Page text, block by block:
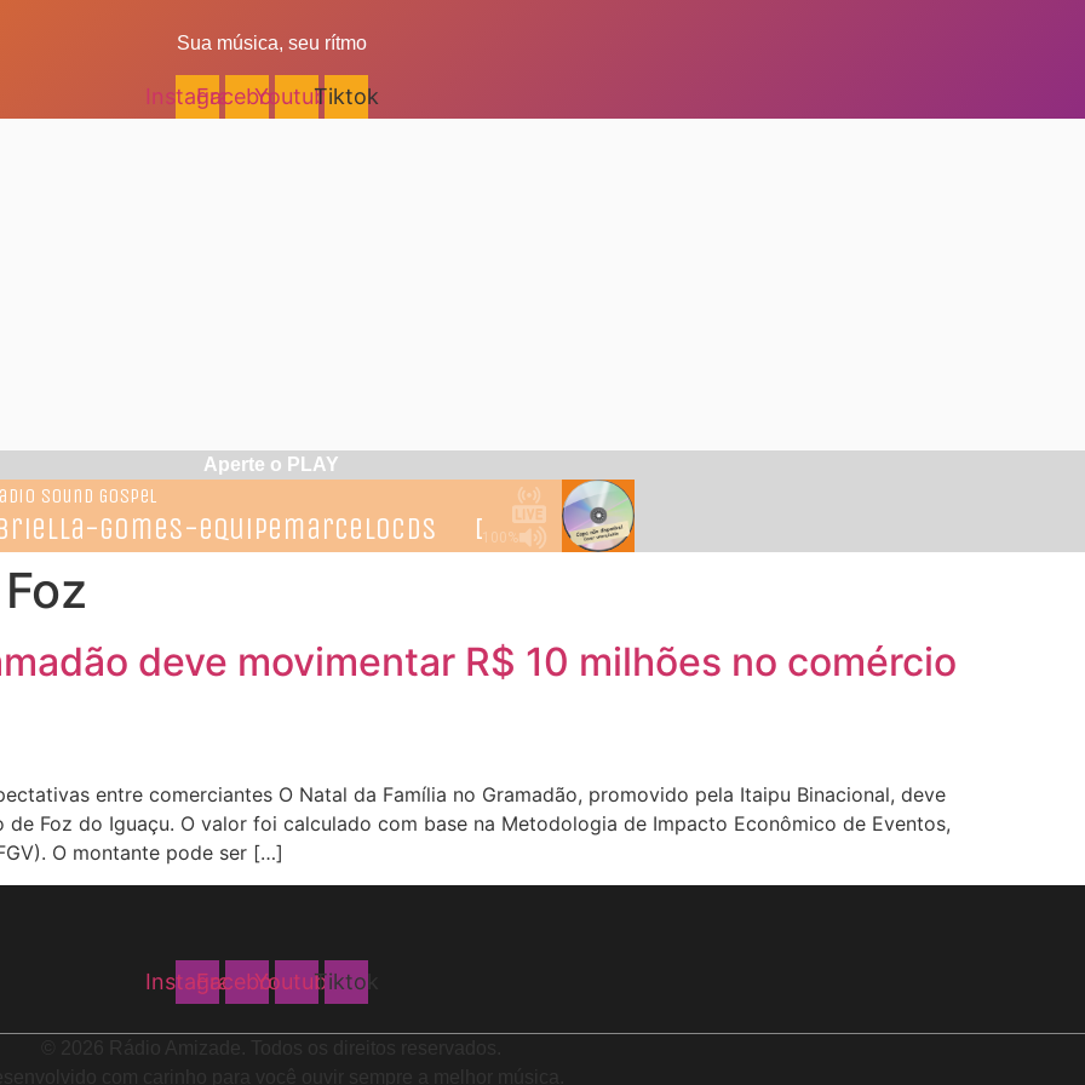
Sua música, seu rítmo
InstagramFacebookYoutubeTiktok
Aperte o PLAY
deve movimentar R$ 10 milhões no comércio
entre comerciantes O Natal da Família no Gramadão, promovido pela Itaipu Binacional, deve
de Foz do Iguaçu. O valor foi calculado com base na Metodologia de Impacto Econômico de Eventos,
O montante pode ser […]
InstagramFacebookYoutubeTiktok